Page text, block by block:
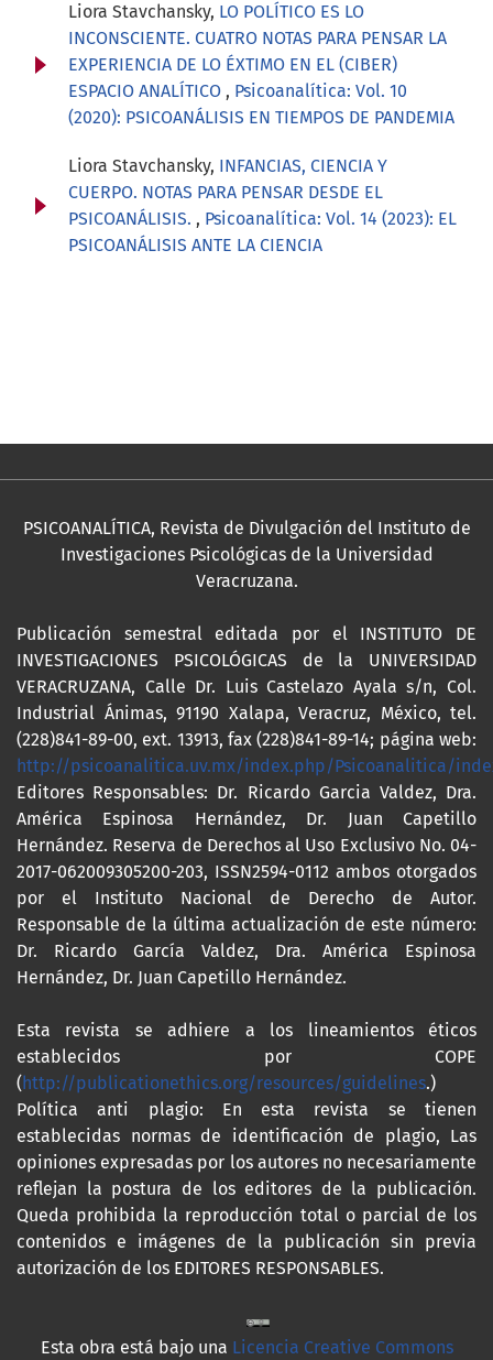
Liora Stavchansky, LO POLÍTICO ES LO
INCONSCIENTE. CUATRO NOTAS PARA PENSAR LA
EXPERIENCIA DE LO ÉXTIMO EN EL (CIBER)
ESPACIO ANALÍTICO , Psicoanalítica: Vol. 10
(2020): PSICOANÁLISIS EN TIEMPOS DE PANDEMIA
Liora Stavchansky, INFANCIAS, CIENCIA Y
CUERPO. NOTAS PARA PENSAR DESDE EL
PSICOANÁLISIS. , Psicoanalítica: Vol. 14 (2023): EL
PSICOANÁLISIS ANTE LA CIENCIA
PSICOANALÍTICA, Revista de Divulgación del Instituto de
Investigaciones Psicológicas de la Universidad
Veracruzana.
Publicación semestral editada por el INSTITUTO DE
INVESTIGACIONES PSICOLÓGICAS de la UNIVERSIDAD
VERACRUZANA, Calle Dr. Luis Castelazo Ayala s/n, Col.
Industrial Ánimas, 91190 Xalapa, Veracruz, México, tel.
(228)841-89-00, ext. 13913, fax (228)841-89-14; página web:
http://psicoanalitica.uv.mx/index.php/Psicoanalitica/
Editores Responsables: Dr. Ricardo Garcia Valdez, Dra.
América Espinosa Hernández, Dr. Juan Capetillo
Hernández. Reserva de Derechos al Uso Exclusivo No. 04-
2017-062009305200-203, ISSN2594-0112 ambos otorgados
por el Instituto Nacional de Derecho de Autor.
Responsable de la última actualización de este número:
Dr. Ricardo García Valdez, Dra. América Espinosa
Hernández, Dr. Juan Capetillo Hernández.
Esta revista se adhiere a los lineamientos éticos
establecidos por COPE
( http://publicationethics.org/resources/guidelines.)
Política anti plagio: En esta revista se tienen
establecidas normas de identificación de plagio, Las
opiniones expresadas por los autores no necesariamente
reflejan la postura de los editores de la publicación.
Queda prohibida la reproducción total o parcial de los
contenidos e imágenes de la publicación sin previa
autorización de los EDITORES RESPONSABLES.
Esta obra está bajo una Licencia Creative Commons